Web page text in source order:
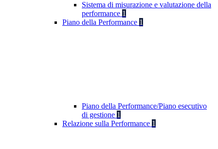
Sistema di misurazione e valutazione della
performance 1
Piano della Performance 1
Piano della Performance/Piano esecutivo
di gestione 1
Relazione sulla Performance 1